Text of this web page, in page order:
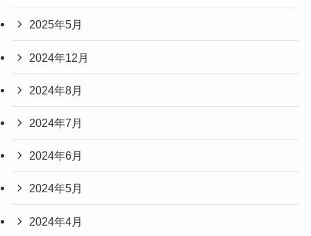
2025年5月
2024年12月
2024年8月
2024年7月
2024年6月
2024年5月
2024年4月